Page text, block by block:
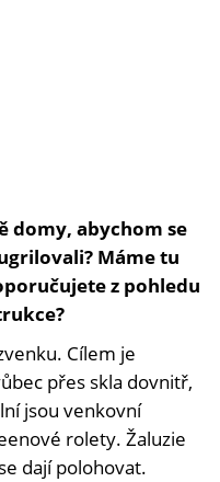
domy, abychom se
Máme tu
z pohledu
Cílem je
přes skla dovnitř,
jsou venkovní
rolety. Žaluzie
dají polohovat.